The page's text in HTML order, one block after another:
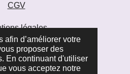
afin d’améliorer votre
proposer des
En continuant d'utiliser
vous acceptez notre
CGV
légales
Naturel